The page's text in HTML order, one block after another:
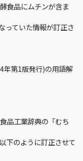
食品にムチンが含ま
っていた情報が訂正さ
年第1版発行)の用語解
品工業辞典の「むち
下のように訂正させて